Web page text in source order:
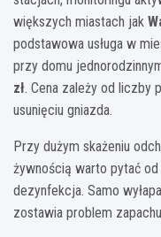
większych miastach jak
podstawowa usługa w
przy domu
zł. Cena zależy od liczby
usunięciu gniazda.
Przy dużym skażeniu
żywnością warto pytać od
dezynfekcja. Samo
zostawia problem